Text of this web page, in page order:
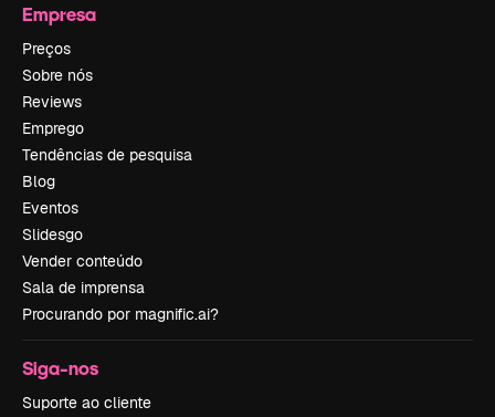
Empresa
Preços
Sobre nós
Reviews
Emprego
Tendências de pesquisa
Blog
Eventos
Slidesgo
Vender conteúdo
Sala de imprensa
Procurando por magnific.ai?
Siga-nos
Suporte ao cliente